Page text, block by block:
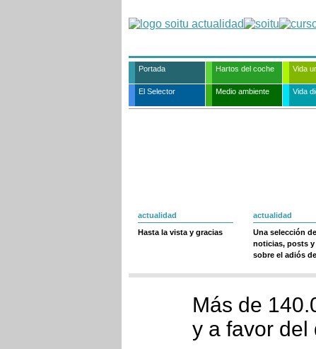
Portada Hartos del coche Vida
El Selector Medio ambiente Vida
actualidad
Hasta la vista y gracias
actualidad
Una selección de
noticias, posts y
sobre el adiós
Más de
y a favor del